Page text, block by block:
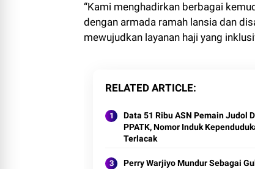
“Kami menghadirkan berbagai
dengan armada ramah lansia dan
mewujudkan layanan haji yang
RELATED ARTICLE
Data 51 Ribu ASN Pemain Judol
PPATK, Nomor Induk
Terlacak
Perry Warjiyo Mundur Sebagai